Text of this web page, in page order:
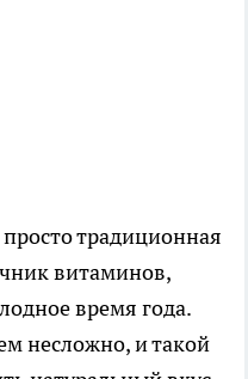
традиционная
витаминов,
время года.
несложно, и такой